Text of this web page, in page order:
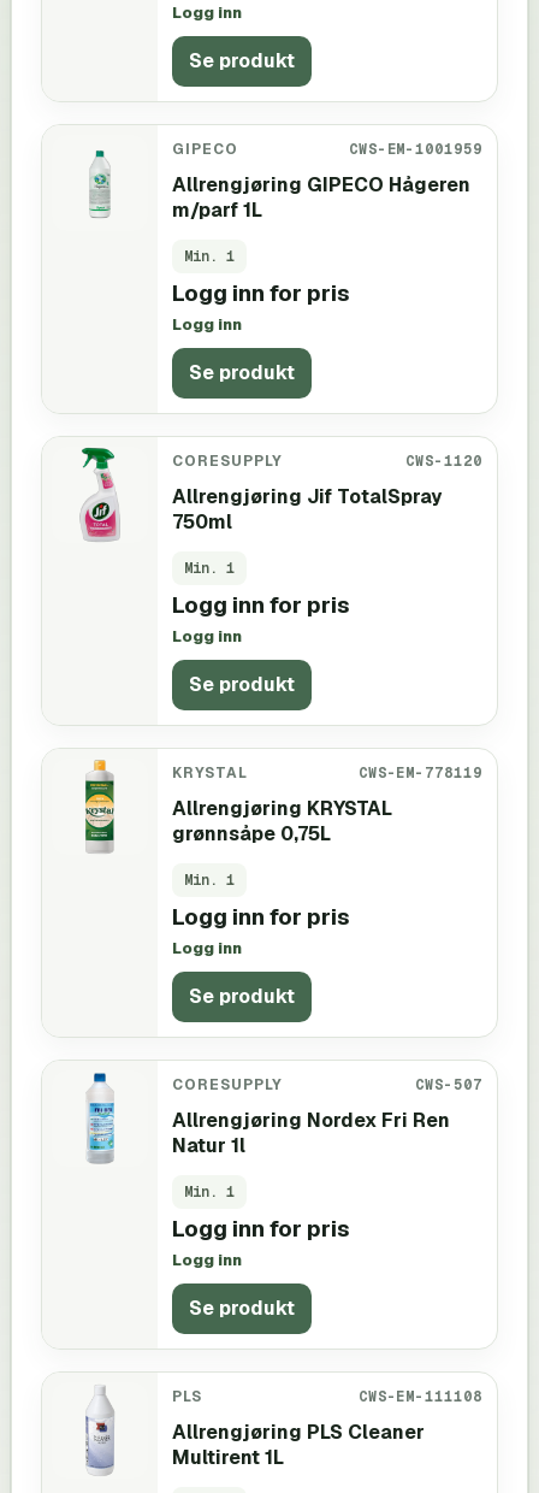
Logg inn
Se produkt
GIPECO CWS-EM-1001959
Allrengjøring GIPECO Hågeren
m/parf 1L
Min. 1
Logg inn for pris
Logg inn
Se produkt
CORESUPPLY CWS-1120
Allrengjøring Jif TotalSpray
750ml
Min. 1
Logg inn for pris
Logg inn
Se produkt
KRYSTAL CWS-EM-778119
Allrengjøring KRYSTAL
grønnsåpe 0,75L
Min. 1
Logg inn for pris
Logg inn
Se produkt
CORESUPPLY CWS-507
Allrengjøring Nordex Fri Ren
Natur 1l
Min. 1
Logg inn for pris
Logg inn
Se produkt
PLS CWS-EM-111108
Allrengjøring PLS Cleaner
Multirent 1L